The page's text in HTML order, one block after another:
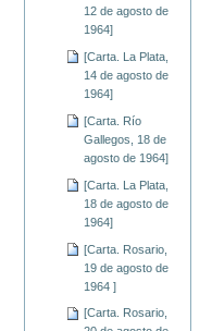
12 de agosto de
1964]
[Carta. La Plata,
14 de agosto de
1964]
[Carta. Río
Gallegos, 18 de
agosto de 1964]
[Carta. La Plata,
18 de agosto de
1964]
[Carta. Rosario,
19 de agosto de
1964 ]
[Carta. Rosario,